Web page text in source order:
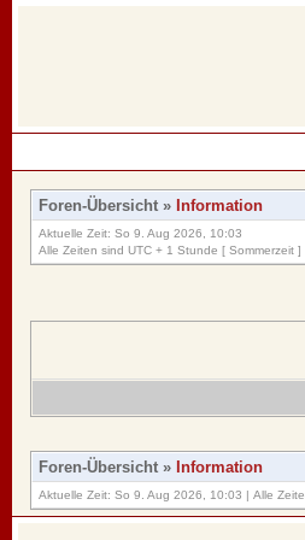
Foren-Übersicht » Information
Aktuelle Zeit: So 9. Aug 2026, 10:03
Alle Zeiten sind UTC + 1 Stunde [ Sommerzeit ]
Foren-Übersicht » Information
Aktuelle Zeit: So 9. Aug 2026, 10:03 | Alle